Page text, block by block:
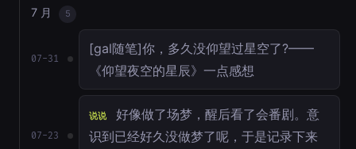
7 月 5
07-31
[gal随笔]你，多久没仰望过星空了?——
《仰望夜空的星辰》一点感想
07-23
说说
好像做了场梦，醒后看了会番剧。意
识到已经好久没做梦了呢，于是记录下来